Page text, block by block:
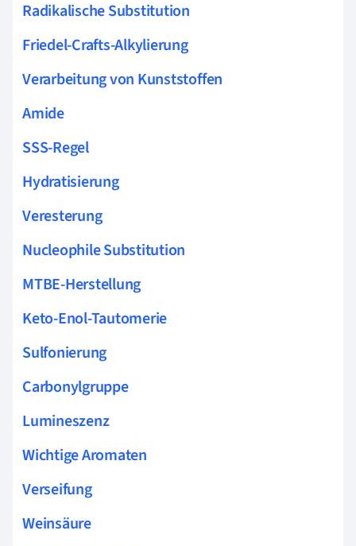
Radikalische Substitution
Friedel-Crafts-Alkylierung
Verarbeitung von Kunststoffen
Amide
SSS-Regel
Hydratisierung
Veresterung
Nucleophile Substitution
MTBE-Herstellung
Keto-Enol-Tautomerie
Sulfonierung
Carbonylgruppe
Lumineszenz
Wichtige Aromaten
Verseifung
Weinsäure